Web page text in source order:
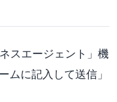
スエージェント」機
に記入して送信」